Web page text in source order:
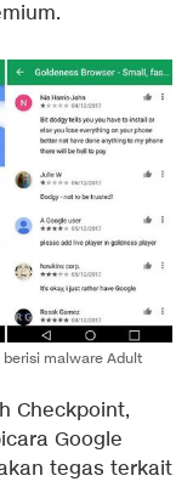
malware Adult
Checkpoint,
Google
tegas terkait